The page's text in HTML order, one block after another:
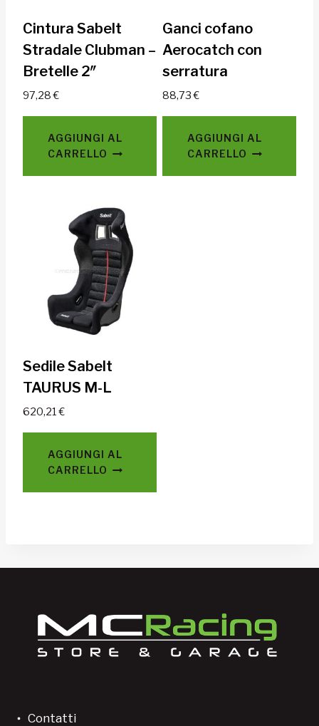
Cintura Sabelt
Stradale Clubman –
Bretelle 2″
97,28€
AGGIUNGI AL
CARRELLO
Ganci cofano
Aerocatch con
serratura
88,73€
AGGIUNGI AL
CARRELLO
Sedile Sabelt
TAURUS M-L
620,21€
AGGIUNGI AL
CARRELLO
Contatti